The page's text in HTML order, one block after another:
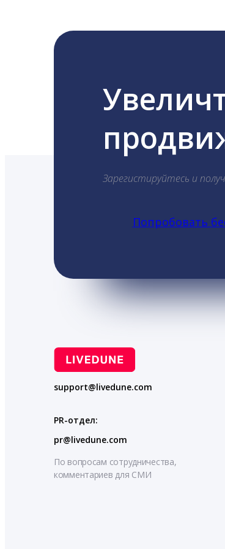
Зарегистируйтесь и
Попробовать
support@livedune.com
PR-отдел:
pr@livedune.com
По вопросам сотрудничества,
комментариев для СМИ